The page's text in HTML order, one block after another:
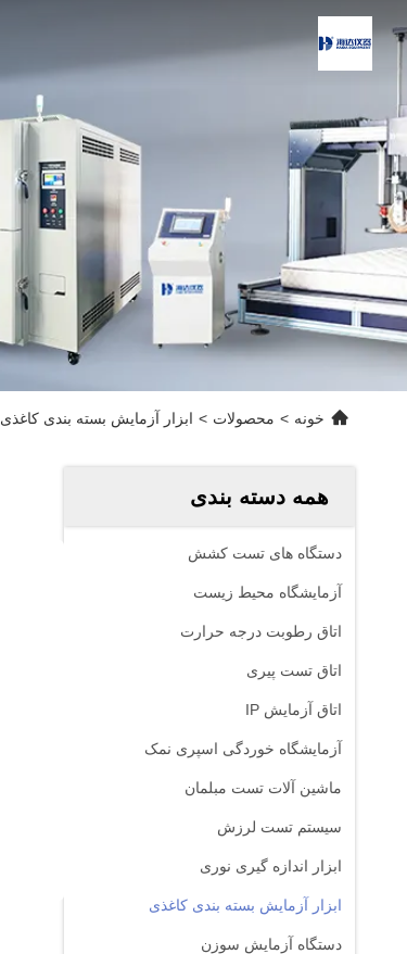
خونه > محصولات > ابزار آزمایش بسته بندی کاغذی
همه دسته بندی
دستگاه های تست کشش
آزمایشگاه محیط زیست
اتاق رطوبت درجه حرارت
اتاق تست پیری
اتاق آزمایش IP
آزمایشگاه خوردگی اسپری نمک
ماشین آلات تست مبلمان
سیستم تست لرزش
ابزار اندازه گیری نوری
ابزار آزمایش بسته بندی کاغذی
دستگاه آزمایش سوزن